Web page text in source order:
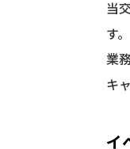
当
す。
業
キ
イ